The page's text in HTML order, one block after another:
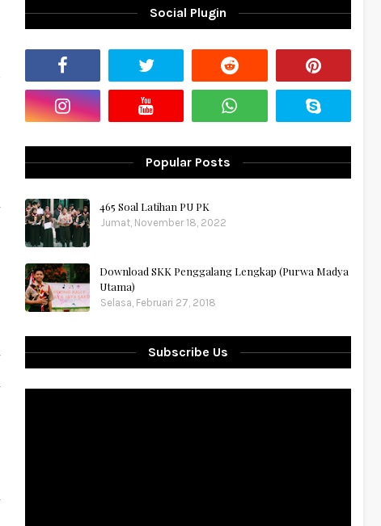
Social Plugin
Popular Posts
465 Soal Latihan PU PK
Jumat, November 18, 2022
Download SKK Penggalang Lengkap (Purwa Madya
Utama)
Selasa, Februari 27, 2018
Subscribe Us